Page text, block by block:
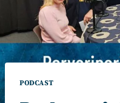
PODCAST